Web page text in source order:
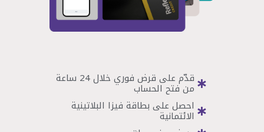
قدّم على قرض فوري خلال 24 ساعة
من فتح الحساب
احصل على بطاقة فيزا البلاتينية
الائتمانية